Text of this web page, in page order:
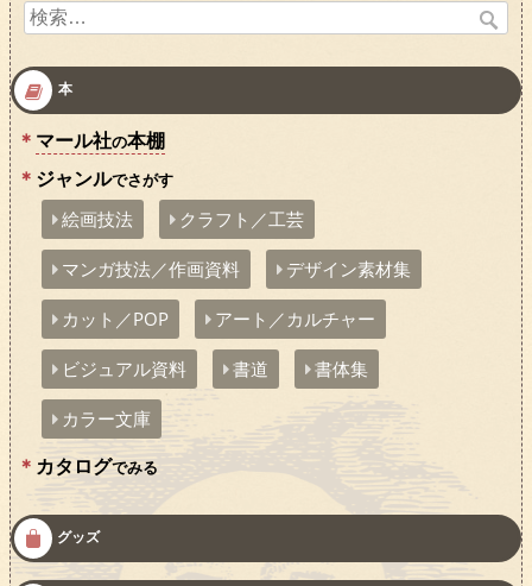
検
本
マール社の本棚
ジャンルでさがす
絵画技法 クラフト／工芸
マンガ技法／作画資料 デザイン素材集
カット／POP アート／カルチャー
ビジュアル資料 書道 書体集
カラー文庫
カタログでみる
グッズ